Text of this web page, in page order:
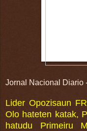
Jornal Nacional Diario
Lider Opozisaun
Olo hateten katak,
hatudu Primeiru